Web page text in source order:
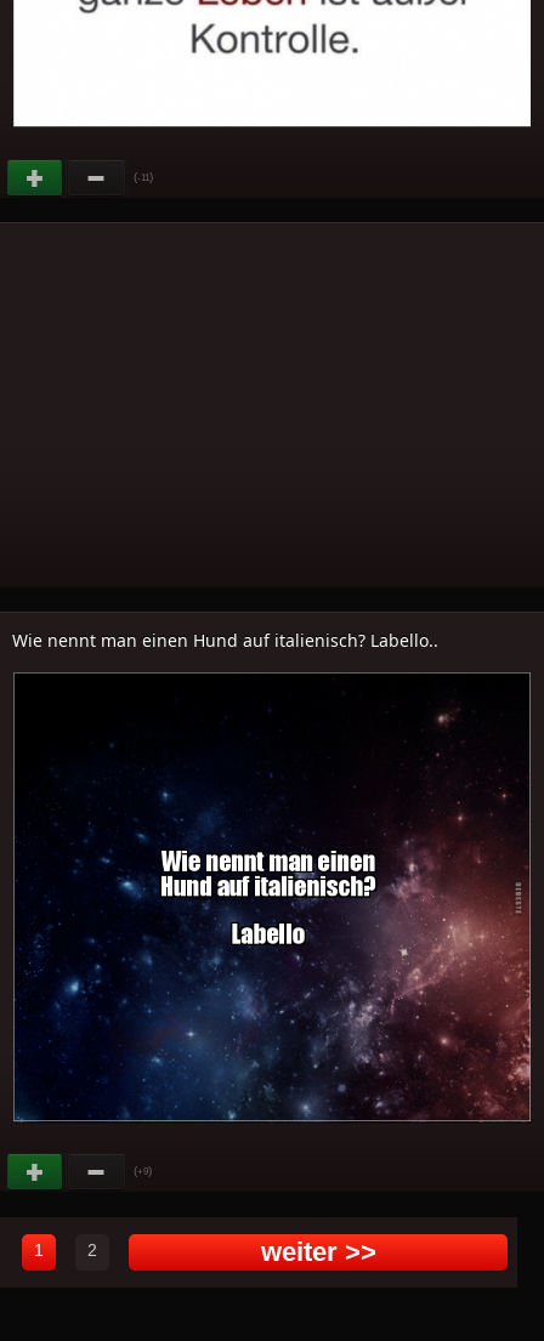
(-11)
Wie nennt man einen Hund auf italienisch? Labello..
(+9)
1 2 weiter >>